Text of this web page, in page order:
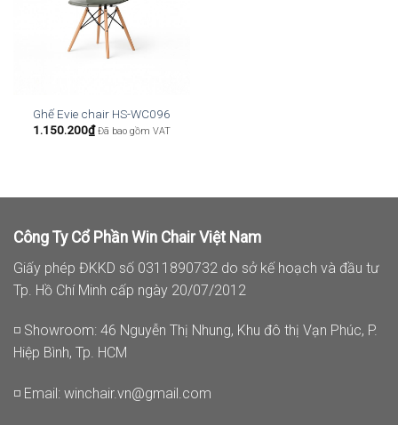
Ghế Evie chair HS-WC096
1.150.200₫ Đã bao gồm VAT
Công Ty Cổ Phần Win Chair Việt Nam
Giấy phép ĐKKD số 0311890732 do sở kế hoạch và đầu tư
Tp. Hồ Chí Minh cấp ngày 20/07/2012
◽ Showroom: 46 Nguyễn Thị Nhung, Khu đô thị Vạn Phúc, P.
Hiệp Bình, Tp. HCM
◽ Email: winchair.vn@gmail.com